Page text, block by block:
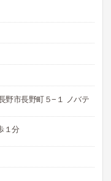
野市長野町５−１ ノバテ
１分